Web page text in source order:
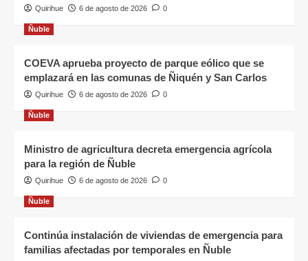
Quirihue 6 de agosto de 2026 0
Ñuble
COEVA aprueba proyecto de parque eólico que se
emplazará en las comunas de Ñiquén y San Carlos
Quirihue 6 de agosto de 2026 0
Ñuble
Ministro de agricultura decreta emergencia agrícola
para la región de Ñuble
Quirihue 6 de agosto de 2026 0
Ñuble
Continúa instalación de viviendas de emergencia para
familias afectadas por temporales en Ñuble